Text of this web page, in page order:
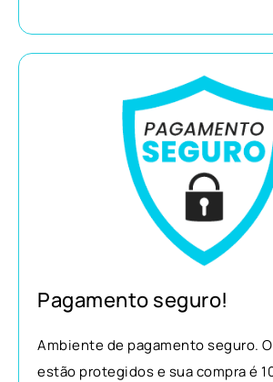
Pagamento seguro!
Ambiente de pagamento seguro.
estão protegidos e sua compra é